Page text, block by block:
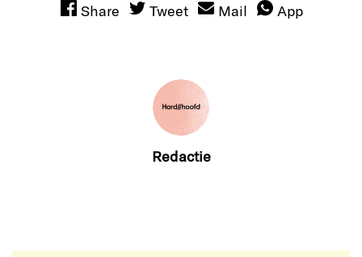
Share Tweet Mail App
Redactie